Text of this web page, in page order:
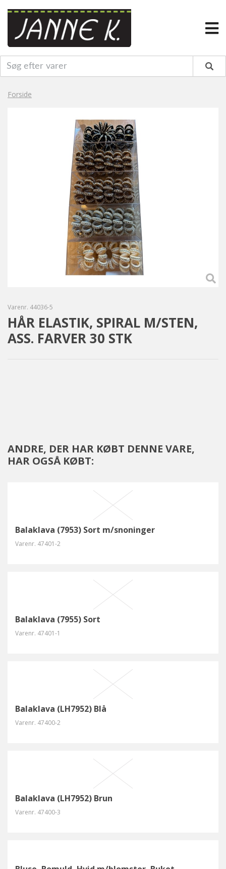
Forside
Varenr. 44036-5
HÅR ELASTIK, SPIRAL M/STEN,
ASS. FARVER 30 STK
ANDRE, DER HAR KØBT DENNE VARE,
HAR OGSÅ KØBT:
Balaklava (7953) Sort m/snoninger
Varenr. 47401-2
Balaklava (7955) Sort
Varenr. 47401-1
Balaklava (LH7952) Blå
Varenr. 47400-2
Balaklava (LH7952) Brun
Varenr. 47400-3